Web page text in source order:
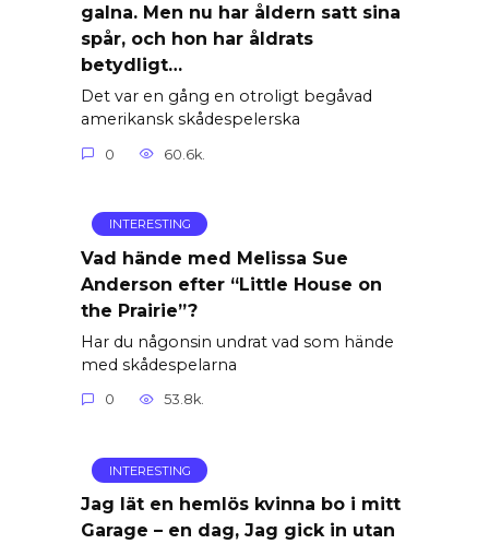
galna. Men nu har åldern satt sina
spår, och hon har åldrats
betydligt…
Det var en gång en otroligt begåvad
amerikansk skådespelerska
0 60.6k.
INTERESTING
Vad hände med Melissa Sue
Anderson efter “Little House on
the Prairie”?
Har du någonsin undrat vad som hände
med skådespelarna
0 53.8k.
INTERESTING
Jag lät en hemlös kvinna bo i mitt
Garage – en dag, Jag gick in utan